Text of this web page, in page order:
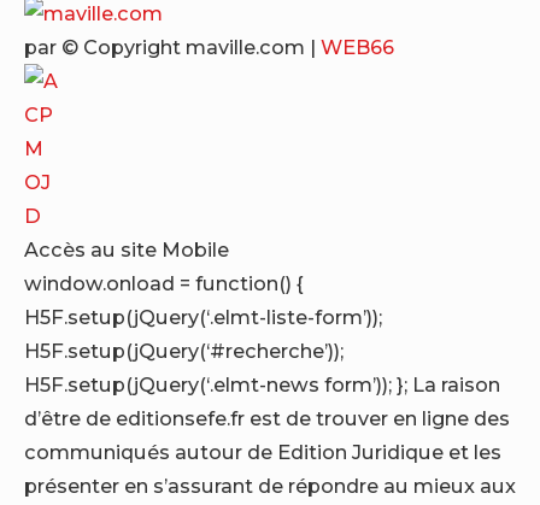
par © Copyright maville.­com | WEB66
Accès au site Mobile
window.onload = function() {
H5F.setup(jQuery(‘.elmt-liste-form’));
H5F.setup(jQuery(‘#recherche’));
H5F.setup(jQuery(‘.elmt-news form’)); }; La raison
d’être de editionsefe.fr est de trouver en ligne des
communiqués autour de Edition Juridique et les
présenter en s’assurant de répondre au mieux aux